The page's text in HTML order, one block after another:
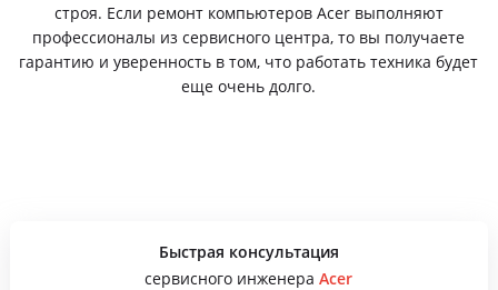
строя. Если ремонт компьютеров Acer выполняют
профессионалы из сервисного центра, то вы получаете
гарантию и уверенность в том, что работать техника будет
еще очень долго.
Быстрая консультация
сервисного инженераAcer